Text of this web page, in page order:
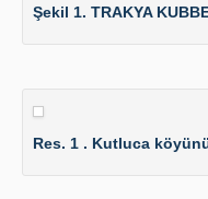
Şekil 1. TRAKYA
Res. 1 . Kutluca